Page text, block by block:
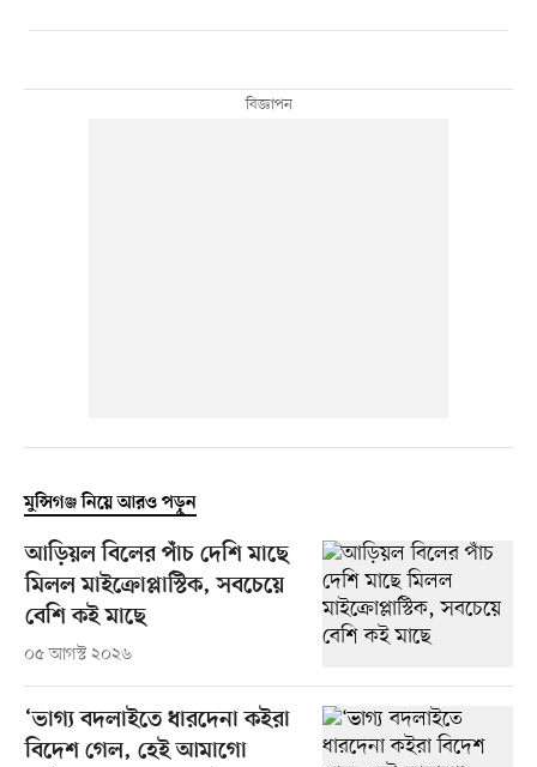
মুন্সিগঞ্জ নিয়ে আরও পড়ুন
আড়িয়ল বিলের পাঁচ দেশি মাছে
মিলল মাইক্রোপ্লাস্টিক, সবচেয়ে
বেশি কই মাছে
০৫ আগস্ট ২০২৬
‘ভাগ্য বদলাইতে ধারদেনা কইরা
বিদেশ গেল, হেই আমাগো